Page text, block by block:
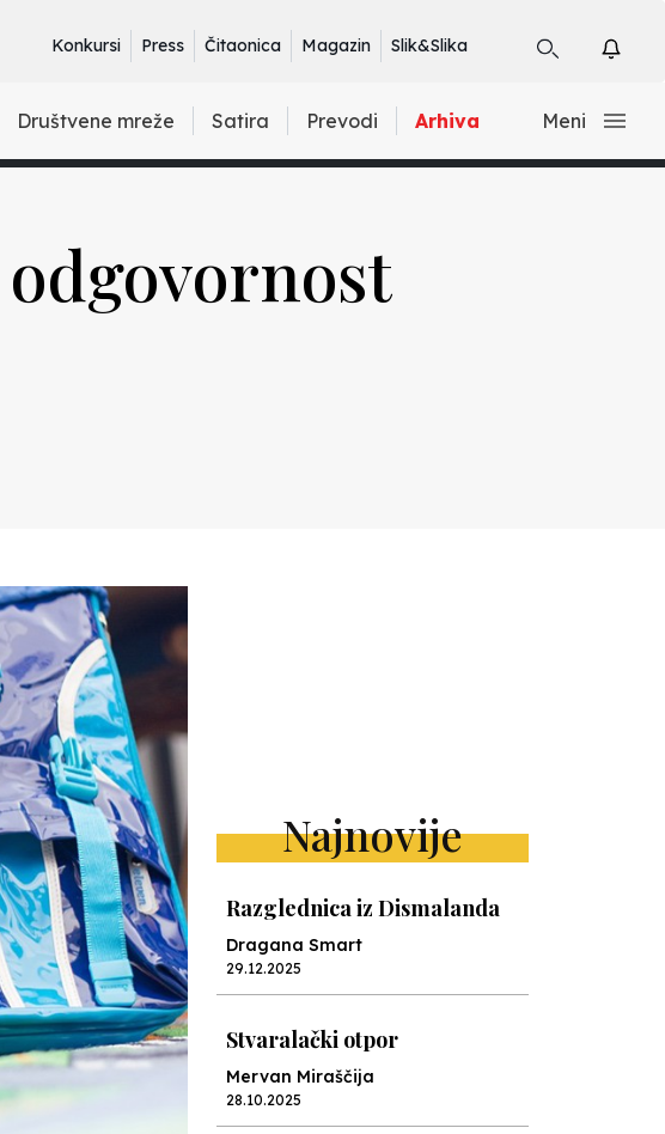
Konkursi Press Čitaonica Magazin Slik&Slika
Društvene mreže Satira Prevodi Arhiva Meni
Najnovije
Razglednica iz Dismalanda
Dragana Smart
29.12.2025
Stvaralački otpor
Mervan Miraščija
28.10.2025